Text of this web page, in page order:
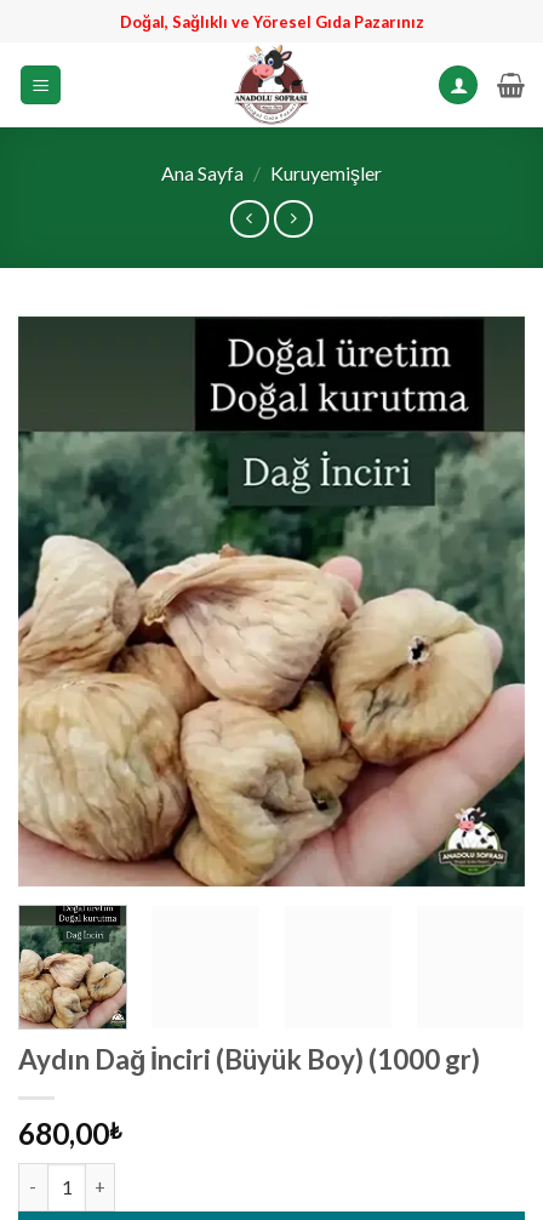
Doğal, Sağlıklı ve Yöresel Gıda Pazarınız
Ana Sayfa / Kuruyemişler
Aydın Dağ İnciri (Büyük Boy) (1000 gr)
680,00₺